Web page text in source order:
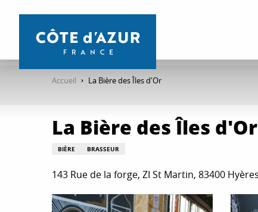
contenu
Accueil La Bière des Îles d'Or
La Bière des Îles d'Or
BIÈRE BRASSEUR
143 Rue de la forge, ZI St Martin, 83400 Hyères